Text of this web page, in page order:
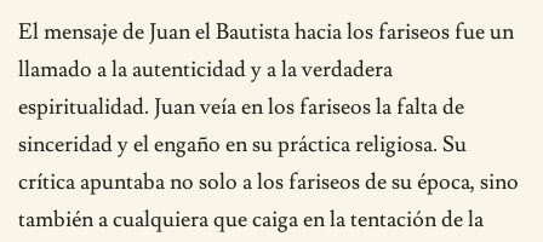
El mensaje de Juan el Bautista hacia los fariseos fue un
llamado a la autenticidad y a la verdadera
espiritualidad. Juan veía en los fariseos la falta de
sinceridad y el engaño en su práctica religiosa. Su
crítica apuntaba no solo a los fariseos de su época, sino
también a cualquiera que caiga en la tentación de la